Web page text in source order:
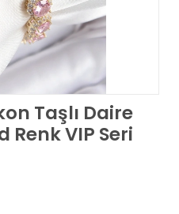
Taşlı Daire
Renk VIP Seri